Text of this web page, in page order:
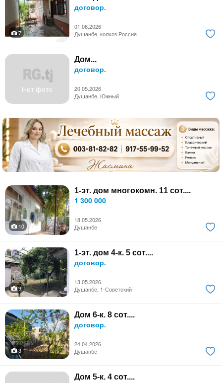
договор.
01.06.2026
7
Душанбе, колхоз Россия
Нет фото
Дом...
договор.
20.05.2026
Душанбе, Южный
1-эт. дом многокомн. 11 сот....
1 300 000
18.05.2026
10
Душанбе
1-эт. дом 4-к. 5 сот....
договор.
13.05.2026
9
Душанбе, 1-Советский
Дом 6-к. 8 сот....
договор.
24.04.2026
3
Душанбе
Дом 5-к. 4 сот....